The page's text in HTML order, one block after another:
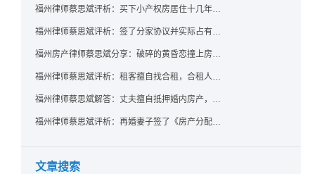
福州律师蔡思斌评析：买下小产权房居住十几年，卖家去世后其女儿竟起诉要求继承？
福州律师蔡思斌评析：签了分家协议并实际占有，房产就一定是囊中之物了吗？法院：只要未过户，共有权人反悔了就可撤销赠与！
福州房产律师蔡思斌分享：破碎的黄昏恋撞上房产证，给出的房子能要回吗？ 法院：参照适用《婚姻家庭编解释（二）》规定，支持恋爱中无重大过错给予方返还房屋的诉请
福州律师蔡思斌评析：租客擅自找合租，合租人在屋里自杀，房东能找租客索赔吗？
福州律师蔡思斌解答：丈夫擅自抵押婚内房产，配偶该如何维权？
福州律师蔡思斌评析：再婚妻子签了《房产分配协议》却拿不到房？福州中院：无所有权基础实为赠与，过户前可撤销！
文章搜索